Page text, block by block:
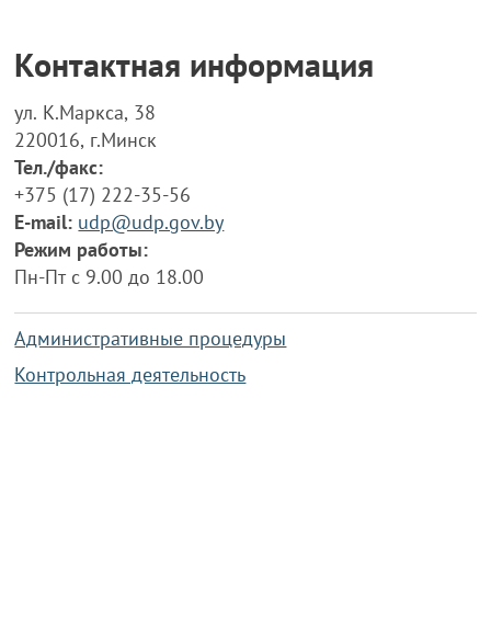
Контактная информация
ул. К.Маркса, 38
220016, г.Минск
Тел./факс:
+375 (17) 222-35-56
E-mail: udp@udp.gov.by
Режим работы:
Пн-Пт с 9.00 до 18.00
Административные процедуры
Контрольная деятельность